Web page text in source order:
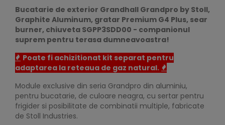
Bucatarie de exterior Grandhall Grandpro by Stoll,
Graphite Aluminum, gratar Premium G4 Plus, sear
burner, chiuveta SGPP3SDD00 - companionul
suprem pentru terasa dumneavoastra!
Poate fi achizitionat kit separat pentru
adaptarea la reteaua de gaz natural.
Module exclusive din seria Grandpro din aluminiu,
pentru bucatarie, de culoare neagra, cu sertar pentru
frigider si posibilitate de combinatii multiple, fabricate
de Stoll Industries.